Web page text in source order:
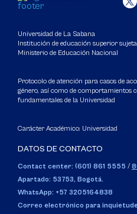
Universidad de La Sabana
Institución de educación superior
Ministerio de Educación Nacional
Protocolo de atención para casos de
género, así como de comportamientos
fundamentales de la Universidad
Carácter Académico: Universidad
DATOS DE CONTACTO
Contact center: (601) 861 5555 /
Apartado: 53753, Bogotá.
WhatsApp: +57 3205164838
Correo electrónico para